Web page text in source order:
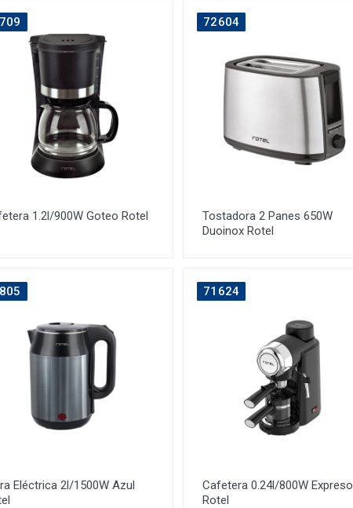
1.2l/900W Goteo Rotel
72604
Tostadora 2 Panes 650W
Duoinox Rotel
Eléctrica 2l/1500W Azul
71624
Cafetera 0.24l/800W Expreso
Rotel